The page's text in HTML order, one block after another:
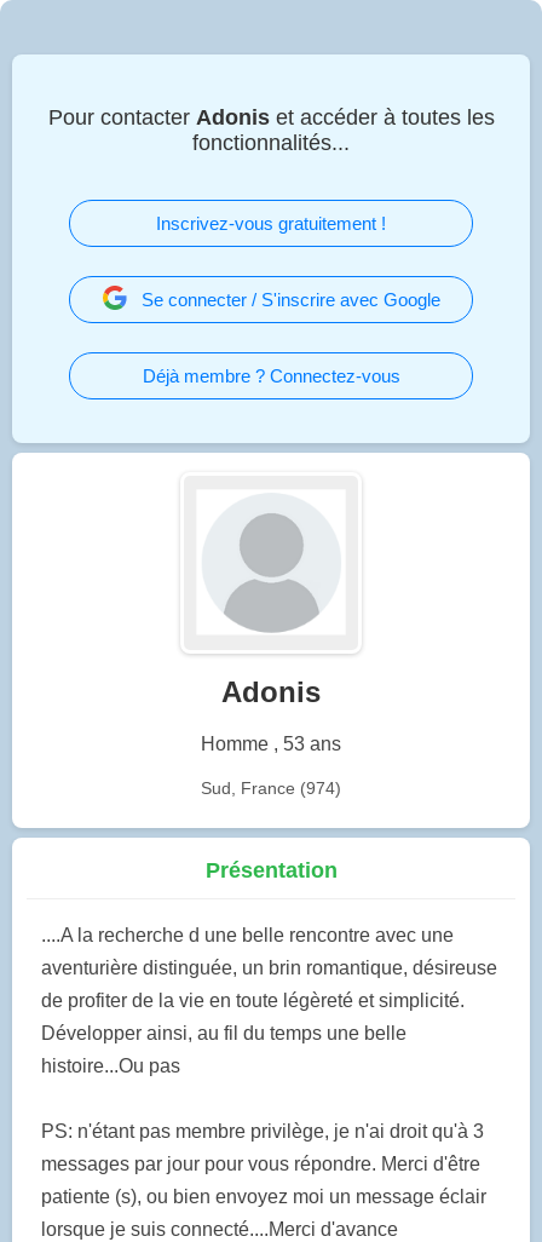
Pour contacter Adoniset accéder à toutes les
fonctionnalités...
Inscrivez-vous gratuitement !
Se connecter / S'inscrire avec Google
Déjà membre ? Connectez-vous
Adonis
Homme , 53 ans
Sud, France (974)
Présentation
....A la recherche d une belle rencontre avec une
aventurière distinguée, un brin romantique, désireuse
de profiter de la vie en toute légèreté et simplicité.
Développer ainsi, au fil du temps une belle
histoire...Ou pas
PS: n'étant pas membre privilège, je n'ai droit qu'à 3
messages par jour pour vous répondre. Merci d'être
patiente (s), ou bien envoyez moi un message éclair
lorsque je suis connecté....Merci d'avance